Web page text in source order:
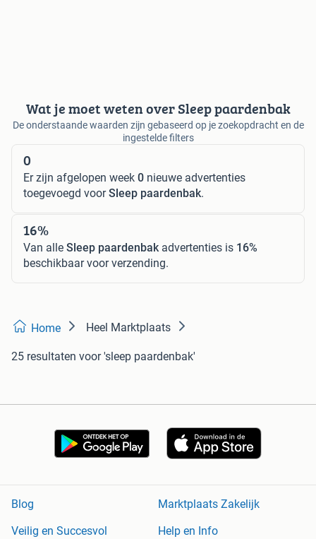
Wat je moet weten over Sleep paardenbak
De onderstaande waarden zijn gebaseerd op je zoekopdracht en de
ingestelde filters
0
Er zijn afgelopen week 0 nieuwe advertenties
toegevoegd voorSleep paardenbak.
16%
Van alle Sleep paardenbak advertenties is 16%
beschikbaar voor verzending.
Home Heel Marktplaats
25 resultaten voor 'sleep paardenbak'
Blog
Marktplaats Zakelijk
Veilig en Succesvol
Help en Info